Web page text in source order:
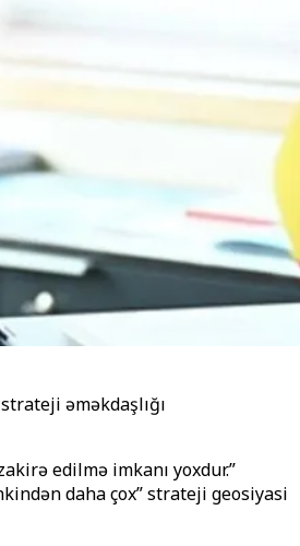
əməkdaşlığı
edilmə imkanı yoxdur.”
daha çox” strateji geosiyasi